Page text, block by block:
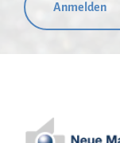
Anmelden